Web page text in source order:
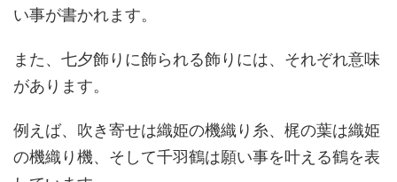
い事が書かれます。
また、七夕飾りに飾られる飾りには、それぞれ意味
があります。
例えば、吹き寄せは織姫の機織り糸、梶の葉は織姫
の機織り機、そして千羽鶴は願い事を叶える鶴を表